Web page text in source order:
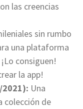
las creencias
sin rumbo
una plataforma
consiguen!
la app!
Una
colección de